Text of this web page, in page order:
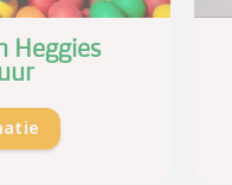
Heggies